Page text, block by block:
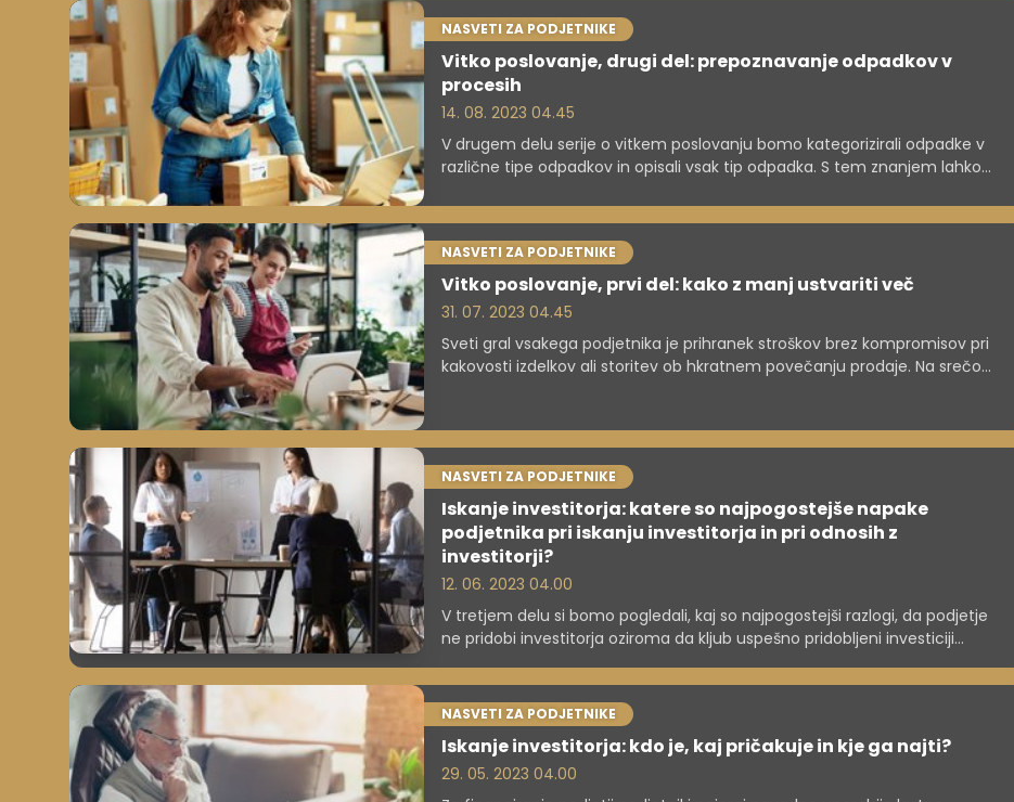
NASVETI ZA PODJETNIKE
Vitko poslovanje, drugi del: prepoznavanje odpadkov v
procesih
14. 08. 2023 04.45
V drugem delu serije o vitkem poslovanju bomo kategorizirali odpadke v
različne tipe odpadkov in opisali vsak tip odpadka. S tem znanjem lahko
podjetju, tako da prepoznate in odstranite katerega od prepoznanih
NASVETI ZA PODJETNIKE
Vitko poslovanje, prvi del: kako z manj ustvariti več
31. 07. 2023 04.45
Sveti gral vsakega podjetnika je prihranek stroškov brez kompromisov pri
kakovosti izdelkov ali storitev ob hkratnem povečanju prodaje. Na srečo
NASVETI ZA PODJETNIKE
Iskanje investitorja: katere so najpogostejše napake
podjetnika pri iskanju investitorja in pri odnosih z
investitorji?
12. 06. 2023 04.00
V tretjem delu si bomo pogledali, kaj so najpogostejši razlogi, da podjetje
ne pridobi investitorja oziroma da kljub uspešno pridobljeni investiciji
NASVETI ZA PODJETNIKE
Iskanje investitorja: kdo je, kaj pričakuje in kje ga najti?
29. 05. 2023 04.00